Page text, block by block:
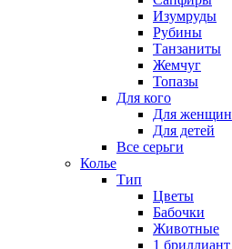
Изумруды
Рубины
Танзаниты
Жемчуг
Топазы
Для кого
Для женщин
Для детей
Все серьги
Колье
Тип
Цветы
Бабочки
Животные
1 бриллиант